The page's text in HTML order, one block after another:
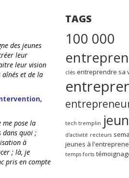
des jeunes
leur
leur vision
aînés et de la
me pose la
dans quoi ;
à
; là, je
pris en compte
TAGS
100 000
clés entreprendre sa
tech tremplin
d'activité recteurs
jeunes à
temps forts